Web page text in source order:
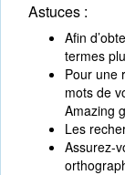
Astuces :
Afin
termes
Pour une
mots de
Amazing
Les
Assurez-